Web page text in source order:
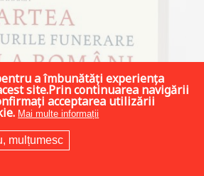
a îmbunătăți experiența
site.Prin continuarea navigării
acceptarea utilizării
Mai multe informații
mulțumesc